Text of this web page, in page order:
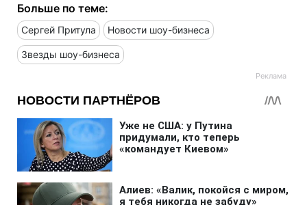
Больше по теме:
Сергей Притула Новости шоу-бизнеса
Звезды шоу-бизнеса